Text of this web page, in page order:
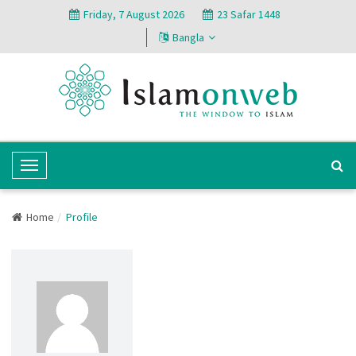
Friday, 7 August 2026
23 Safar 1448
Bangla
T
o
g
N
Home Profile